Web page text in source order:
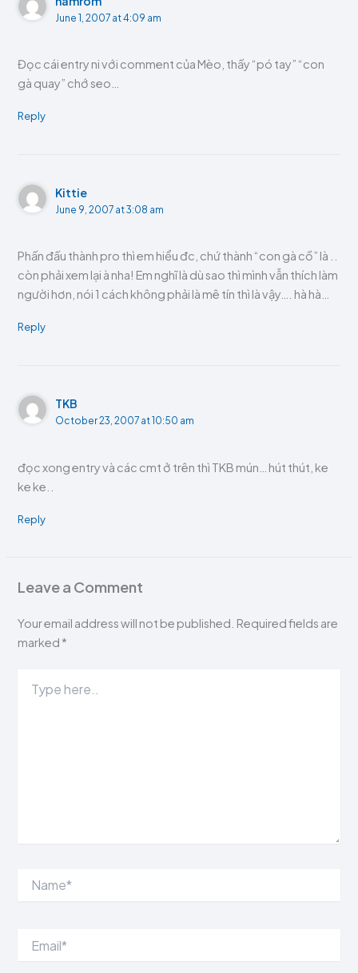
June 1, 2007 at 4:09 am
Đọc cái entry ni với comment của Mèo, thấy “pó tay” “con
gà quay” chớ seo…
Reply
Kittie
June 9, 2007 at 3:08 am
Phấn đấu thành pro thì em hiểu đc, chứ thành “con gà cồ” là ..
còn phải xem lại à nha! Em nghĩ là dù sao thì mình vẫn thích làm
người hơn, nói 1 cách không phải là mê tín thì là vậy…. hà hà…
Reply
TKB
October 23, 2007 at 10:50 am
đọc xong entry và các cmt ở trên thì TKB mún… hút thút, ke
ke ke..
Reply
Leave a Comment
Your email address will not be published. Required fields are
marked *
here..